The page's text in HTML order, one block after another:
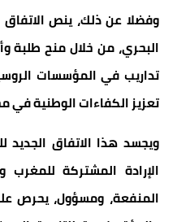
وفضلا عن ذلك، ينص
البحري، من خلال منح طلبة
تداريب في المؤسسات
تعزيز الكفاءات الوطنية في
ويجسد هذا الاتفاق الجديد
الإرادة المشتركة للمغرب
المنفعة، ومسؤول، يحرص